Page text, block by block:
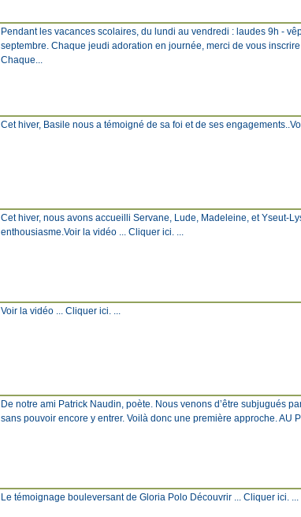
Pendant les vacances scolaires, du lundi au vendredi : laudes 9h -
septembre. Chaque jeudi adoration en journée, merci de vous
Chaque...
Cet hiver, Basile nous a témoigné de sa foi et de ses
Cet hiver, nous avons accueilli Servane, Lude, Madeleine, et Yseut-
enthousiasme.Voir la vidéo ... Cliquer ici. ...
Voir la vidéo ... Cliquer ici. ...
De notre ami Patrick Naudin, poète. Nous venons d’être subjugués
sans pouvoir encore y entrer. Voilà donc une première approche. AU
Le témoignage bouleversant de Gloria Polo Découvrir ... Cliquer ici. ...